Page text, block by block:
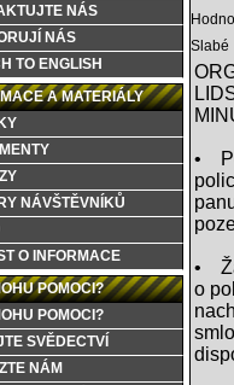
NÁS
NÁS
TO ENGLISH
A MATERIÁLY
NÁVŠTĚVNÍKŮ
O INFORMACE
POMOCI?
POMOCI?
SVĚDECTVÍ
NÁM
Slabé
•
•
o